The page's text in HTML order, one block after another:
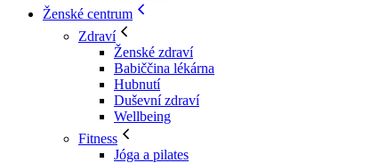
Ženské centrum
Zdraví
Ženské zdraví
Babiččina lékárna
Hubnutí
Duševní zdraví
Wellbeing
Fitness
Jóga a pilates